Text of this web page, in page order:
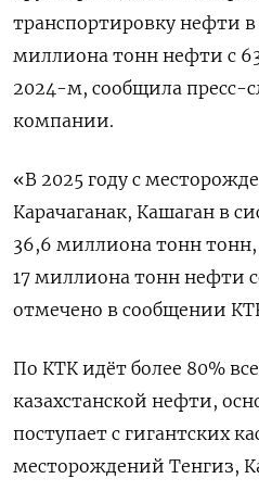
транспортировку нефти в
миллиона тонн нефти с
2024-м, сообщила пресс-
компании.
«В ‌2025 году ‌с
Карачаганак, Кашаган в
36,6 ‌миллиона тонн
17 миллиона ‌тонн нефти
отмечено в сообщении
По КТК ​идёт ​более ‌80%
казахстанской ​нефти,
поступает с гигантских
месторождений Тенгиз,